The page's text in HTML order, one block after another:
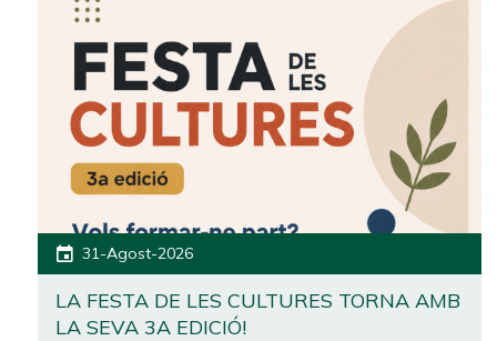
31-Agost-2026
LA FESTA DE LES CULTURES TORNA AMB
LA SEVA 3A EDICIÓ!